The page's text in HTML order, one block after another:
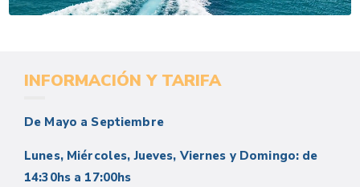
INFORMACIÓN Y TARIFA
De Mayo a Septiembre
Lunes, Miércoles, Jueves, Viernes y Domingo: de
14:30hs a 17:00hs